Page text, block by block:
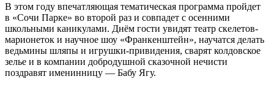
В этом году впечатляющая тематическая программа пройдет
в «Сочи Парке» во второй раз и совпадет с осенними
школьными каникулами. Днём гости увидят театр скелетов-
марионеток и научное шоу «Франкенштейн», научатся делать
ведьмины шляпы и игрушки-привидения, сварят колдовское
зелье и в компании добродушной сказочной нечисти
поздравят именинницу — Бабу Ягу.